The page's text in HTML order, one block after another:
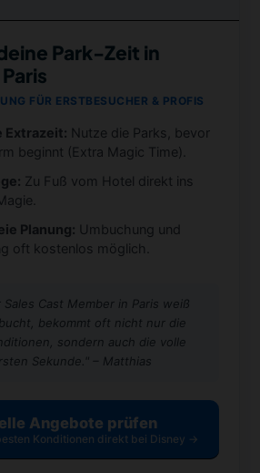
Park-Zeit in
FÜR ERSTBESUCHER & PROFIS
Extrazeit: Nutze die Parks, bevor
beginnt (Extra Magic Time).
Zu Fuß vom Hotel direkt ins
Planung: Umbuchung und
oft kostenlos möglich.
Sales Cast Member in Paris weiß
bekommt oft nicht nur die
sondern auch die volle
Sekunde." – Matthias
Angebote prüfen
Konditionen direkt bei Disney →